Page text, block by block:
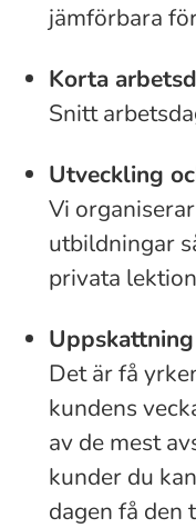
jämförbara
Korta
Snitt
Utveckling
Vi
utbildningar
privata
Det är få
kundens
av de mest
kunder du
dagen få den